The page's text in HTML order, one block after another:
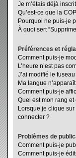
Je m’étais déjà
Qu’est-ce que la
Pourquoi ne puis-je
À quoi sert
Préférences et
Comment puis-je
L’heure n’est pas
J’ai modifié le
Ma langue
Comment puis-je
Quel est mon rang
Lorsque je clique sur
connecter ?
Problèmes de
Comment puis-je
Comment puis-je